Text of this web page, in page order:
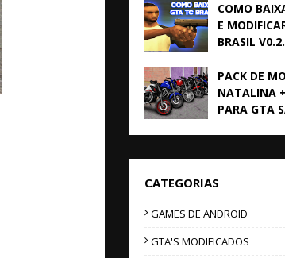
COMO
E
BRASIL
PACK DE
NATALINA
PARA GTA
CATEGORIAS
GAMES DE ANDROID
GTA'S MODIFICADOS